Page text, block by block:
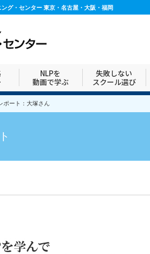
グ・センター 東京・名古屋・大阪・福岡
NLPを
動画で学ぶ
失敗しない
スクール選び
ポート：大塚さん